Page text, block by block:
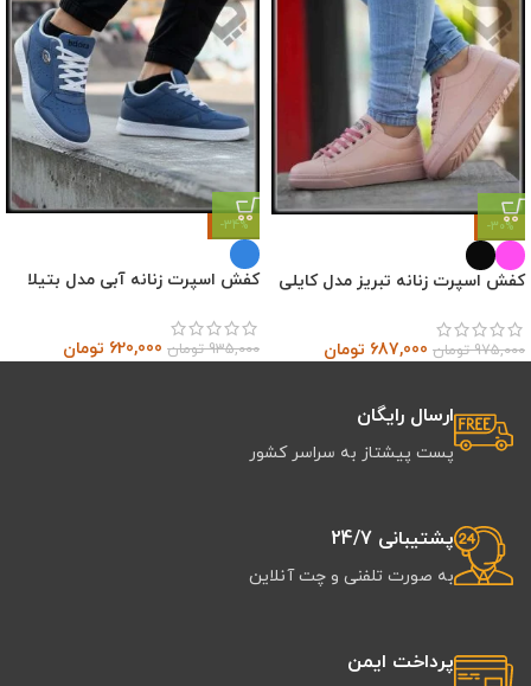
-30%
کفش اسپرت زنانه تبریز مدل کایلی
975,000 تومان 687,000 تومان
-34%
کفش اسپرت زنانه آبی مدل بتیلا
935,000 تومان 620,000 تومان
ارسال رایگان
پست پیشتاز به سراسر کشور
پشتیبانی 24/7
به صورت تلفنی و چت آنلاین
پرداخت ایمن